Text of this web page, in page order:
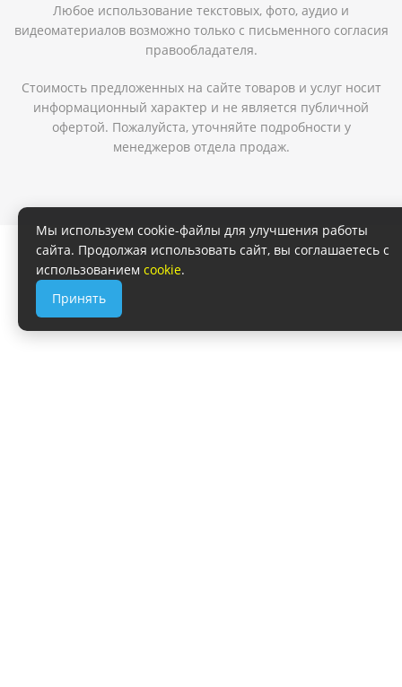
Любое использование текстовых, фото, аудио и
видеоматериалов возможно только с письменного согласия
правообладателя.
Стоимость предложенных на сайте товаров и услуг носит
информационный характер и не является публичной
офертой. Пожалуйста, уточняйте подробности у
менеджеров отдела продаж.
Мы используем cookie-файлы для улучшения работы
сайта. Продолжая использовать сайт, вы соглашаетесь с
использованием cookie.
Принять